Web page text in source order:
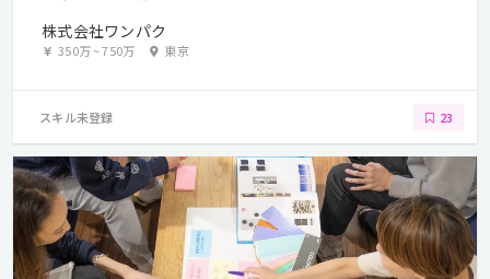
株式会社ワンパク
350万~750万 東京
スキル未登録 23